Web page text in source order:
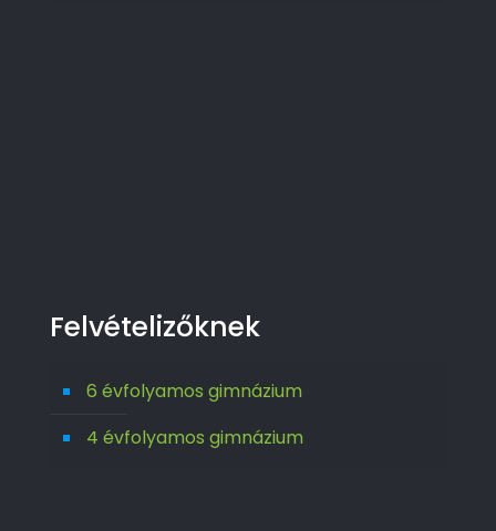
Felvételizőknek
6 évfolyamos gimnázium
4 évfolyamos gimnázium